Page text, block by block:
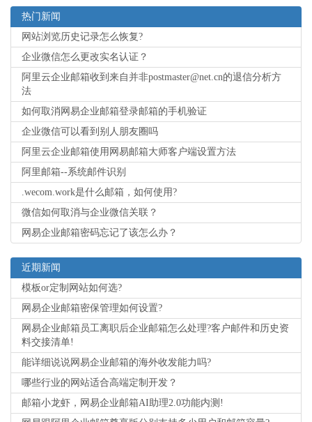
热门新闻
网站浏览历史记录怎么恢复?
企业微信怎么更改实名认证？
阿里云企业邮箱收到来自并非postmaster@net.cn的退信分析方
法
如何取消网易企业邮箱登录邮箱的手机验证
企业微信可以看到别人朋友圈吗
阿里云企业邮箱使用网易邮箱大师客户端设置方法
阿里邮箱--系统邮件识别
.wecom.work是什么邮箱，如何使用?
微信如何取消与企业微信关联？
网易企业邮箱密码忘记了该怎么办？
近期新闻
模板or定制网站如何选?
网易企业邮箱密保管理如何设置?
网易企业邮箱员工离职后企业邮箱怎么处理?客户邮件和历史资
料交接清单!
能详细说说网易企业邮箱的海外收发能力吗?
哪些行业的网站适合高端定制开发？
邮箱小龙虾，网易企业邮箱AI助理2.0功能内测!